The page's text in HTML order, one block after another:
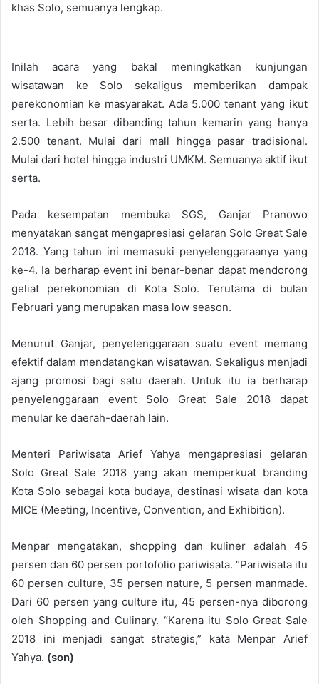
khas Solo, semuanya lengkap.
Inilah acara yang bakal meningkatkan kunjungan
wisatawan ke Solo sekaligus memberikan dampak
perekonomian ke masyarakat. Ada 5.000 tenant yang ikut
serta. Lebih besar dibanding tahun kemarin yang hanya
2.500 tenant. Mulai dari mall hingga pasar tradisional.
Mulai dari hotel hingga industri UMKM. Semuanya aktif ikut
serta.
Pada kesempatan membuka SGS, Ganjar Pranowo
menyatakan sangat mengapresiasi gelaran Solo Great Sale
2018. Yang tahun ini memasuki penyelenggaraanya yang
ke-4. Ia berharap event ini benar-benar dapat mendorong
geliat perekonomian di Kota Solo. Terutama di bulan
Februari yang merupakan masa low season.
Menurut Ganjar, penyelenggaraan suatu event memang
efektif dalam mendatangkan wisatawan. Sekaligus menjadi
ajang promosi bagi satu daerah. Untuk itu ia berharap
penyelenggaraan event Solo Great Sale 2018 dapat
menular ke daerah-daerah lain.
Menteri Pariwisata Arief Yahya mengapresiasi gelaran
Solo Great Sale 2018 yang akan memperkuat branding
Kota Solo sebagai kota budaya, destinasi wisata dan kota
MICE (Meeting, Incentive, Convention, and Exhibition).
Menpar mengatakan, shopping dan kuliner adalah 45
persen dan 60 persen portofolio pariwisata. “Pariwisata itu
60 persen culture, 35 persen nature, 5 persen manmade.
Dari 60 persen yang culture itu, 45 persen-nya diborong
oleh Shopping and Culinary. “Karena itu Solo Great Sale
2018 ini menjadi sangat strategis,” kata Menpar Arief
Yahya. (son)